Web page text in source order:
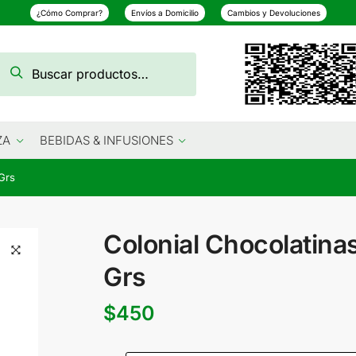
¿Cómo Comprar? Envíos a Domicilio Cambios y Devoluciones
por:
Buscar
BEBIDAS & INFUSIONES
Colonial
Grs
$450